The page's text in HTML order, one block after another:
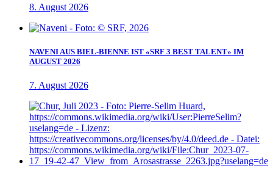
8. August 2026
NAVENI AUS BIEL-BIENNE IST «SRF 3 BEST TALENT» IM
AUGUST 2026
7. August 2026